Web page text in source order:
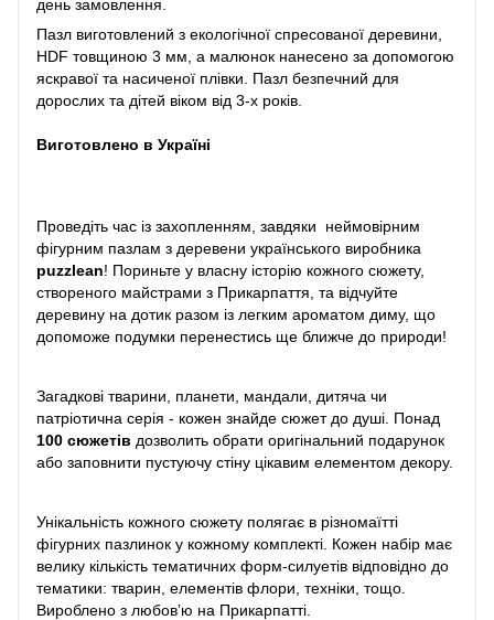
день замовлення.
Пазл виготовлений з екологічної спресованої деревини,
HDF товщиною 3 мм, а малюнок нанесено за допомогою
яскравої та насиченої плівки. Пазл безпечний для
дорослих та дітей віком від 3-х років.
Виготовлено в Україні
Проведіть час із захопленням, завдяки неймовірним
фігурним пазлам з деревени українського виробника
puzzlean! Пориньте у власну історію кожного сюжету,
створеного майстрами з Прикарпаття, та відчуйте
деревину на дотик разом із легким ароматом диму, що
допоможе подумки перенестись ще ближче до природи!
Загадкові тварини, планети, мандали, дитяча чи
патріотична серія - кожен знайде сюжет до душі. Понад
100 сюжетів дозволить обрати оригінальний подарунок
або заповнити пустуючу стіну цікавим елементом декору.
Унікальність кожного сюжету полягає в різномаїтті
фігурних пазлинок у кожному комплекті. Кожен набір має
велику кількість тематичних форм-силуетів відповідно до
тематики: тварин, елементів флори, техніки, тощо.
Вироблено з любов’ю на Прикарпатті.